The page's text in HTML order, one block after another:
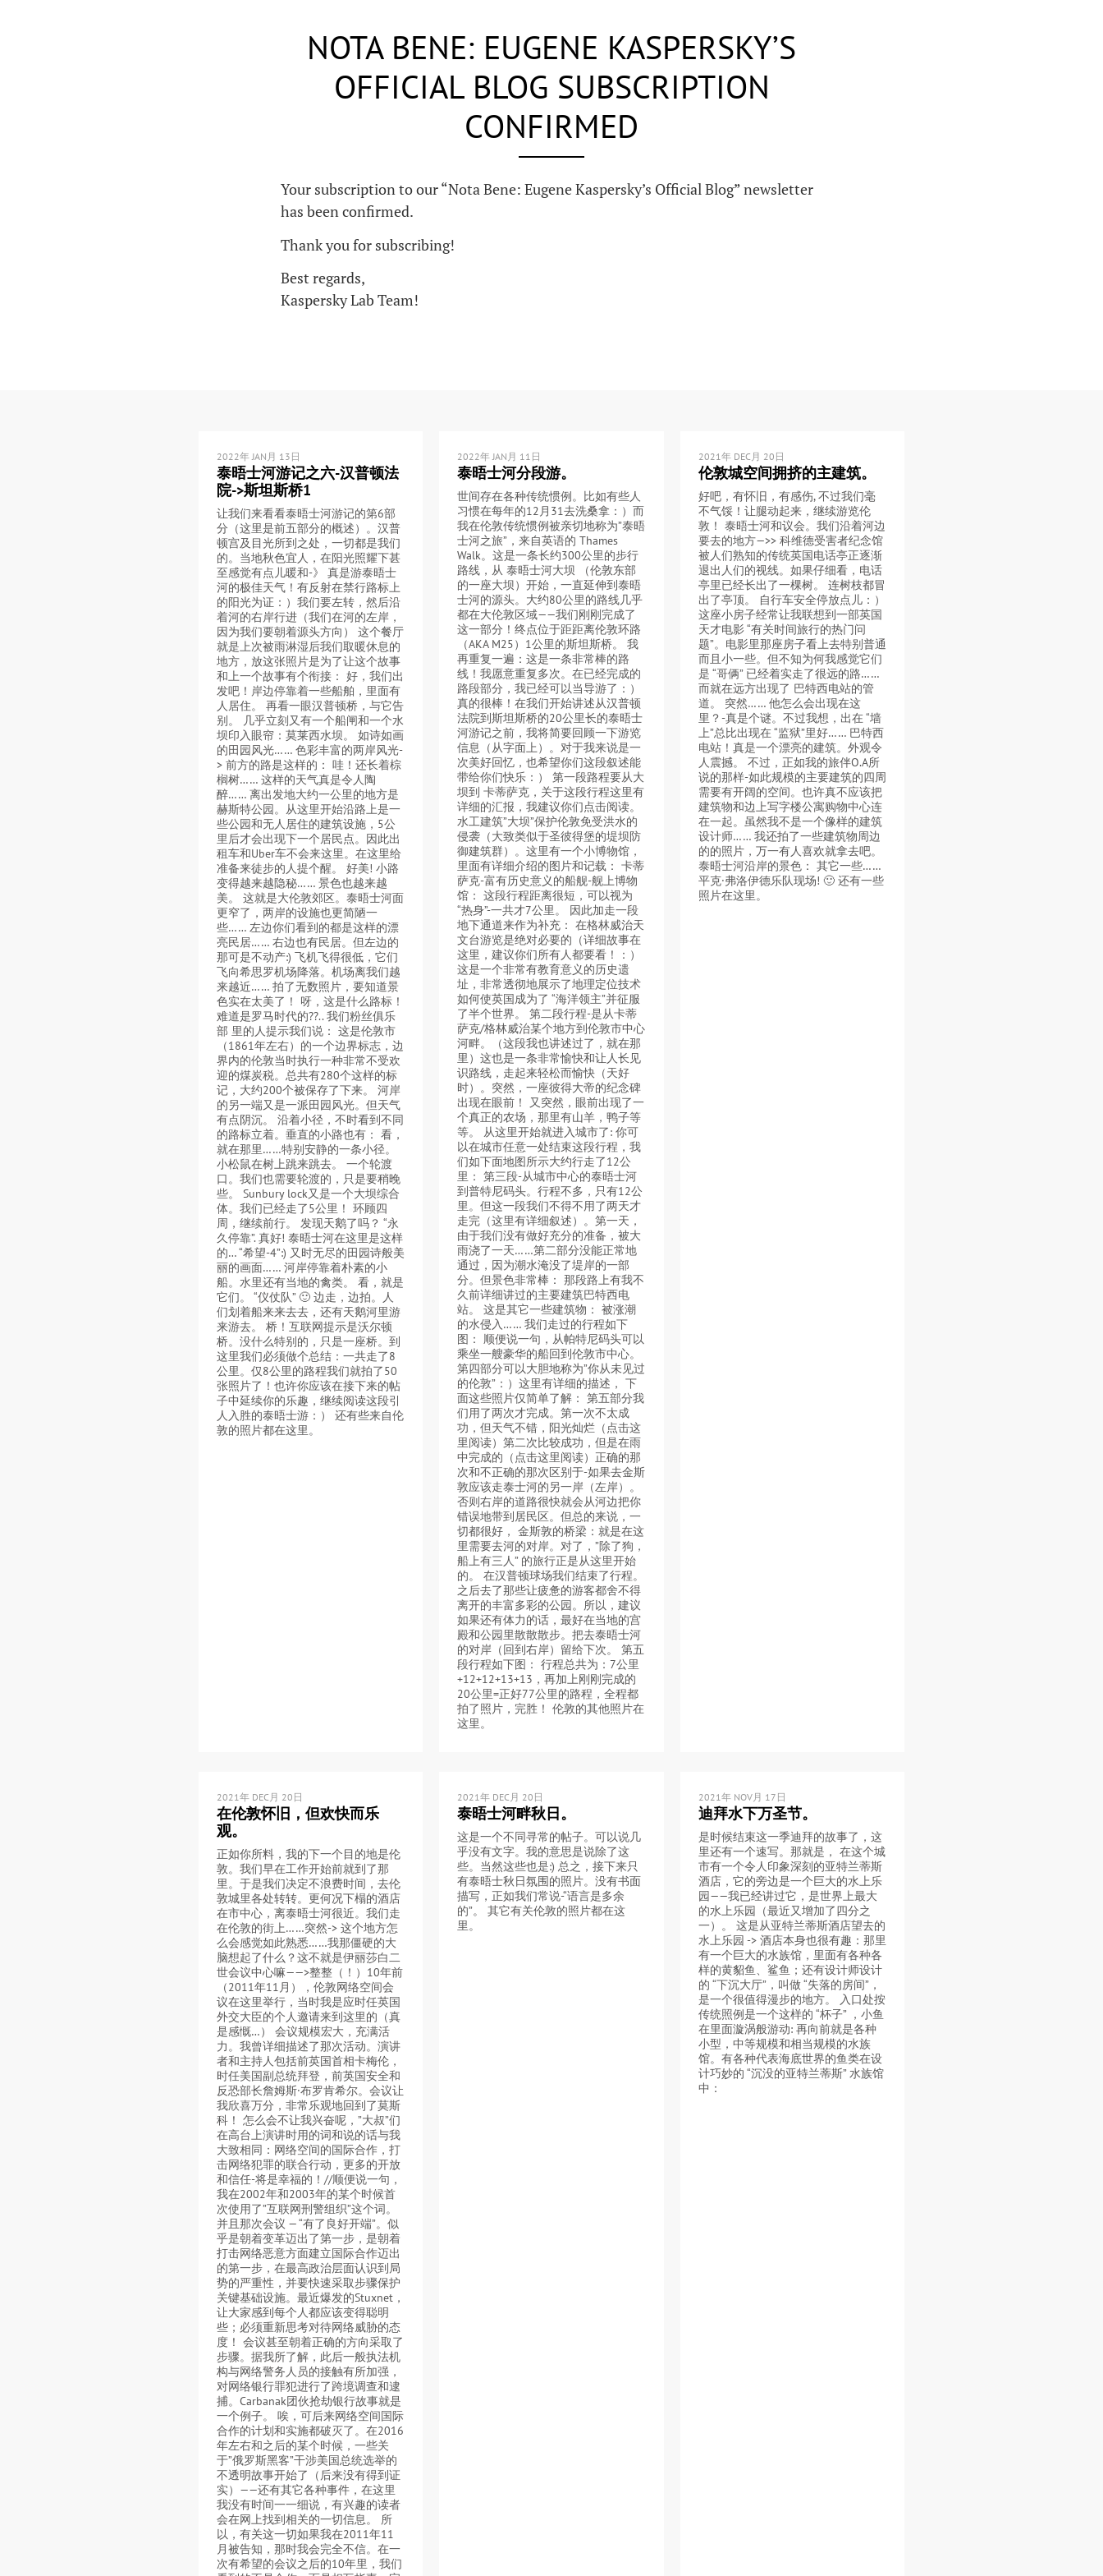
NOTA BENE: EUGENE KASPERSKY’S
OFFICIAL BLOG SUBSCRIPTION
CONFIRMED
Your subscription to our “Nota Bene: Eugene Kaspersky’s Official Blog” newsletter
has been confirmed.
Thank you for subscribing!
Best regards,
Kaspersky Lab Team!
2022年 JAN月 13日
泰晤士河游记之六-汉普顿法
院->斯坦斯桥1
让我们来看看泰晤士河游记的第6部
分（这里是前五部分的概述）。汉普
顿宫及目光所到之处，一切都是我们
的。当地秋色宜人，在阳光照耀下甚
至感觉有点儿暖和-》 真是游泰晤士
河的极佳天气！有反射在禁行路标上
的阳光为证：）我们要左转，然后沿
着河的右岸行进（我们在河的左岸，
因为我们要朝着源头方向） 这个餐厅
就是上次被雨淋湿后我们取暖休息的
地方，放这张照片是为了让这个故事
和上一个故事有个衔接： 好，我们出
发吧！岸边停靠着一些船舶，里面有
人居住。 再看一眼汉普顿桥，与它告
别。 几乎立刻又有一个船闸和一个水
坝印入眼帘：莫莱西水坝。 如诗如画
的田园风光…… 色彩丰富的两岸风光-
> 前方的路是这样的： 哇！还长着棕
榈树…… 这样的天气真是令人陶
醉…… 离出发地大约一公里的地方是
赫斯特公园。从这里开始沿路上是一
些公园和无人居住的建筑设施，5公
里后才会出现下一个居民点。因此出
租车和Uber车不会来这里。在这里给
准备来徒步的人提个醒。 好美! 小路
变得越来越隐秘…… 景色也越来越
美。 这就是大伦敦郊区。泰晤士河面
更窄了，两岸的设施也更简陋一
些…… 左边你们看到的都是这样的漂
亮民居…… 右边也有民居。但左边的
那可是不动产:) 飞机飞得很低，它们
飞向希思罗机场降落。机场离我们越
来越近…… 拍了无数照片，要知道景
色实在太美了！ 呀，这是什么路标！
难道是罗马时代的??.. 我们粉丝俱乐
部 里的人提示我们说： 这是伦敦市
（1861年左右）的一个边界标志，边
界内的伦敦当时执行一种非常不受欢
迎的煤炭税。总共有280个这样的标
记，大约200个被保存了下来。 河岸
的另一端又是一派田园风光。但天气
有点阴沉。 沿着小径，不时看到不同
的路标立着。垂直的小路也有： 看，
就在那里……特别安静的一条小径。
小松鼠在树上跳来跳去。 一个轮渡
口。我们也需要轮渡的，只是要稍晚
些。 Sunbury lock又是一个大坝综合
体。我们已经走了5公里！ 环顾四
周，继续前行。 发现天鹅了吗？ “永
久停靠”. 真好! 泰晤士河在这里是这样
的… “希望-4”:) 又时无尽的田园诗般美
丽的画面…… 河岸停靠着朴素的小
船。水里还有当地的禽类。 看，就是
它们。 “仪仗队” 🙂 边走，边拍。人
们划着船来来去去，还有天鹅河里游
来游去。 桥！互联网提示是沃尔顿
桥。没什么特别的，只是一座桥。到
这里我们必须做个总结：一共走了8
公里。仅8公里的路程我们就拍了50
张照片了！也许你应该在接下来的帖
子中延续你的乐趣，继续阅读这段引
人入胜的泰晤士游：） 还有些来自伦
敦的照片都在这里。
2022年 JAN月 11日
泰晤士河分段游。
世间存在各种传统惯例。比如有些人
习惯在每年的12月31去洗桑拿：）而
我在伦敦传统惯例被亲切地称为”泰晤
士河之旅”，来自英语的 Thames
Walk。这是一条长约300公里的步行
路线，从 泰晤士河大坝 （伦敦东部
的一座大坝）开始，一直延伸到泰晤
士河的源头。大约80公里的路线几乎
都在大伦敦区域——我们刚刚完成了
这一部分！终点位于距距离伦敦环路
（AKA M25）1公里的斯坦斯桥。 我
再重复一遍：这是一条非常棒的路
线！我愿意重复多次。在已经完成的
路段部分，我已经可以当导游了：）
真的很棒！在我们开始讲述从汉普顿
法院到斯坦斯桥的20公里长的泰晤士
河游记之前，我将简要回顾一下游览
信息（从字面上）。对于我来说是一
次美好回忆，也希望你们这段叙述能
带给你们快乐：） 第一段路程要从大
坝到 卡蒂萨克，关于这段行程这里有
详细的汇报，我建议你们点击阅读。
水工建筑”大坝”保护伦敦免受洪水的
侵袭（大致类似于圣彼得堡的堤坝防
御建筑群）。这里有一个小博物馆，
里面有详细介绍的图片和记载： 卡蒂
萨克-富有历史意义的船舰-舰上博物
馆： 这段行程距离很短，可以视为
“热身”-一共才7公里。 因此加走一段
地下通道来作为补充： 在格林威治天
文台游览是绝对必要的（详细故事在
这里，建议你们所有人都要看！：）
这是一个非常有教育意义的历史遗
址，非常透彻地展示了地理定位技术
如何使英国成为了 “海洋领主”并征服
了半个世界。 第二段行程-是从卡蒂
萨克/格林威治某个地方到伦敦市中心
河畔。（这段我也讲述过了，就在那
里）这也是一条非常愉快和让人长见
识路线，走起来轻松而愉快（天好
时）。突然，一座彼得大帝的纪念碑
出现在眼前！ 又突然，眼前出现了一
个真正的农场，那里有山羊，鸭子等
等。 从这里开始就进入城市了: 你可
以在城市任意一处结束这段行程，我
们如下面地图所示大约行走了12公
里： 第三段-从城市中心的泰晤士河
到普特尼码头。行程不多，只有12公
里。但这一段我们不得不用了两天才
走完（这里有详细叙述）。第一天，
由于我们没有做好充分的准备，被大
雨浇了一天……第二部分没能正常地
通过，因为潮水淹没了堤岸的一部
分。但景色非常棒： 那段路上有我不
久前详细讲过的主要建筑巴特西电
站。 这是其它一些建筑物： 被涨潮
的水侵入…… 我们走过的行程如下
图： 顺便说一句，从帕特尼码头可以
乘坐一艘豪华的船回到伦敦市中心。
第四部分可以大胆地称为”你从未见过
的伦敦”：）这里有详细的描述， 下
面这些照片仅简单了解： 第五部分我
们用了两次才完成。第一次不太成
功，但天气不错，阳光灿烂（点击这
里阅读）第二次比较成功，但是在雨
中完成的（点击这里阅读）正确的那
次和不正确的那次区别于-如果去金斯
敦应该走泰士河的另一岸（左岸）。
否则右岸的道路很快就会从河边把你
错误地带到居民区。但总的来说，一
切都很好， 金斯敦的桥梁：就是在这
里需要去河的对岸。对了，”除了狗，
船上有三人” 的旅行正是从这里开始
的。 在汉普顿球场我们结束了行程。
之后去了那些让疲惫的游客都舍不得
离开的丰富多彩的公园。所以，建议
如果还有体力的话，最好在当地的宫
殿和公园里散散散步。把去泰晤士河
的对岸（回到右岸）留给下次。 第五
段行程如下图： 行程总共为：7公里
+12+12+13+13，再加上刚刚完成的
20公里=正好77公里的路程，全程都
拍了照片，完胜！ 伦敦的其他照片在
这里。
2021年 DEC月 20日
伦敦城空间拥挤的主建筑。
好吧，有怀旧，有感伤, 不过我们毫
不气馁！让腿动起来，继续游览伦
敦！ 泰晤士河和议会。我们沿着河边
要去的地方—>> 科维德受害者纪念馆
被人们熟知的传统英国电话亭正逐渐
退出人们的视线。如果仔细看，电话
亭里已经长出了一棵树。 连树枝都冒
出了亭顶。 自行车安全停放点儿：）
这座小房子经常让我联想到一部英国
天才电影 “有关时间旅行的热门问
题”。电影里那座房子看上去特别普通
而且小一些。但不知为何我感觉它们
是 “哥俩” 已经着实走了很远的路……
而就在远方出现了 巴特西电站的管
道。 突然…… 他怎么会出现在这
里？-真是个谜。不过我想，出在 “墙
上”总比出现在 “监狱”里好…… 巴特西
电站！真是一个漂亮的建筑。外观令
人震撼。 不过，正如我的旅伴O.A所
说的那样-如此规模的主要建筑的四周
需要有开阔的空间。也许真不应该把
建筑物和边上写字楼公寓购物中心连
在一起。虽然我不是一个像样的建筑
设计师…… 我还拍了一些建筑物周边
的的照片，万一有人喜欢就拿去吧。
泰晤士河沿岸的景色： 其它一些……
平克·弗洛伊德乐队现场! 🙂 还有一些
照片在这里。
2021年 DEC月 20日
在伦敦怀旧，但欢快而乐
观。
正如你所料，我的下一个目的地是伦
敦。我们早在工作开始前就到了那
里。于是我们决定不浪费时间，去伦
敦城里各处转转。更何况下榻的酒店
在市中心，离泰晤士河很近。我们走
在伦敦的街上……突然-> 这个地方怎
么会感觉如此熟悉……我那僵硬的大
脑想起了什么？这不就是伊丽莎白二
世会议中心嘛——>整整（！）10年前
（2011年11月），伦敦网络空间会
议在这里举行，当时我是应时任英国
外交大臣的个人邀请来到这里的（真
是感慨…） 会议规模宏大，充满活
力。我曾详细描述了那次活动。演讲
者和主持人包括前英国首相卡梅伦，
时任美国副总统拜登，前英国安全和
反恐部长詹姆斯·布罗肯希尔。会议让
我欣喜万分，非常乐观地回到了莫斯
科！ 怎么会不让我兴奋呢，”大叔”们
在高台上演讲时用的词和说的话与我
大致相同：网络空间的国际合作，打
击网络犯罪的联合行动，更多的开放
和信任-将是幸福的！//顺便说一句，
我在2002年和2003年的某个时候首
次使用了”互联网刑警组织”这个词。
并且那次会议 — “有了良好开端”。似
乎是朝着变革迈出了第一步，是朝着
打击网络恶意方面建立国际合作迈出
的第一步，在最高政治层面认识到局
势的严重性，并要快速采取步骤保护
关键基础设施。最近爆发的Stuxnet，
让大家感到每个人都应该变得聪明
些；必须重新思考对待网络威胁的态
度！ 会议甚至朝着正确的方向采取了
步骤。据我所了解，此后一般执法机
构与网络警务人员的接触有所加强，
对网络银行罪犯进行了跨境调查和逮
捕。Carbanak团伙抢劫银行故事就是
一个例子。 唉，可后来网络空间国际
合作的计划和实施都破灭了。在2016
年左右和之后的某个时候，一些关
于”俄罗斯黑客”干涉美国总统选举的
不透明故事开始了（后来没有得到证
实）——还有其它各种事件，在这里
我没有时间一一细说，有兴趣的读者
会在网上找到相关的一切信息。 所
以，有关这一切如果我在2011年11
月被告知，那时我会完全不信。在一
次有希望的会议之后的10年里，我们
2021年 DEC月 20日
泰晤士河畔秋日。
这是一个不同寻常的帖子。可以说几
乎没有文字。我的意思是说除了这
些。当然这些也是:) 总之，接下来只
有泰晤士秋日氛围的照片。没有书面
描写，正如我们常说-“语言是多余
的”。 其它有关伦敦的照片都在这
里。
2021年 NOV月 17日
迪拜水下万圣节。
是时候结束这一季迪拜的故事了，这
里还有一个速写。那就是， 在这个城
市有一个令人印象深刻的亚特兰蒂斯
酒店，它的旁边是一个巨大的水上乐
园——我已经讲过它，是世界上最大
的水上乐园（最近又增加了四分之
一）。 这是从亚特兰蒂斯酒店望去的
水上乐园 -> 酒店本身也很有趣：那里
有一个巨大的水族馆，里面有各种各
样的黄貂鱼、鲨鱼；还有设计师设计
的 “下沉大厅”，叫做 “失落的房间”，
是一个很值得漫步的地方。 入口处按
传统照例是一个这样的 “杯子” ，小鱼
在里面漩涡般游动: 再向前就是各种
小型，中等规模和相当规模的水族
馆。有各种代表海底世界的鱼类在设
计巧妙的 “沉没的亚特兰蒂斯” 水族馆
中：